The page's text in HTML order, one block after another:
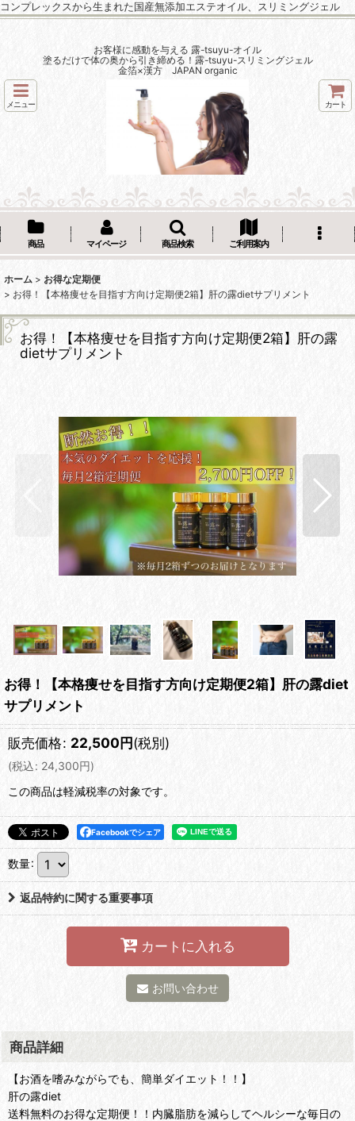
コンプレックスから生まれた国産無添加エステオイル、スリミングジェル
お客様に感動を与える 露-tsuyu-オイル
塗るだけで体の奥から引き締める！露-tsuyu-スリミングジェル
金箔×漢方 JAPAN organic
メニュー カート
商品 マイページ 商品検索 ご利用案内
ホーム > お得な定期便
> お得！【本格痩せを目指す方向け定期便2箱】肝の露dietサプリメント
お得！【本格痩せを目指す方向け定期便2箱】肝の露
dietサプリメント
お得！【本格痩せを目指す方向け定期便2箱】肝の露diet
サプリメント
販売価格: 22,500円(税別)
(税込: 24,300円)
この商品は軽減税率の対象です。
Facebookでシェア
数量:
返品特約に関する重要事項
カートに入れる
お問い合わせ
商品詳細
【お酒を嗜みながらでも、簡単ダイエット！！】
肝の露diet
送料無料のお得な定期便！！内臓脂肪を減らしてヘルシーな毎日の